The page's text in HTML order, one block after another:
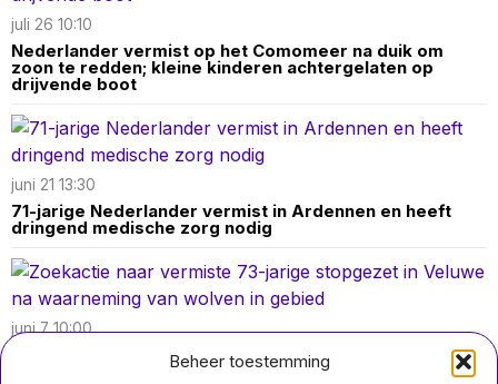
Beheer toestemming
juli 26 10:10
Nederlander vermist op het Comomeer na duik om
zoon te redden; kleine kinderen achtergelaten op
drijvende boot
juni 21 13:30
71-jarige Nederlander vermist in Ardennen en heeft
dringend medische zorg nodig
juni 7 10:00
Zoekactie naar vermiste 73-jarige stopgezet in Veluwe
na waarneming van wolven in gebied